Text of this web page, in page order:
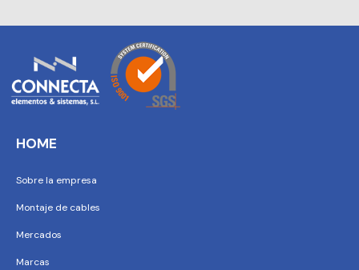
HOME
Sobre la empresa
Montaje de cables
Mercados
Marcas